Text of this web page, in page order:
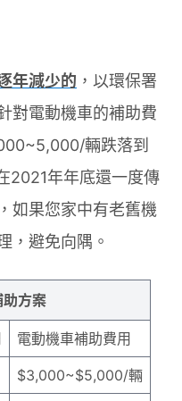
年減少的 ，以環保署
對電動機車的補助費
輛跌落到
2021年年底還一度傳
如果您家中有老舊機
，避免向隅。
方案
電動機車補助費用
$3,000~$5,000/輛